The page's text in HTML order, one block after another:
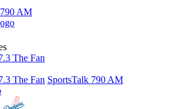
AM
The Fan
The Fan SportsTalk 790 AM